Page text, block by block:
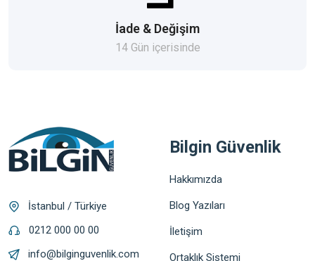
İade & Değişim
14 Gün içerisinde
İstanbul / Türkiye
0212 000 00 00
info@bilginguvenlik.com
Bilgin Güvenlik
Hakkımızda
Blog Yazıları
İletişim
Ortaklık Sistemi